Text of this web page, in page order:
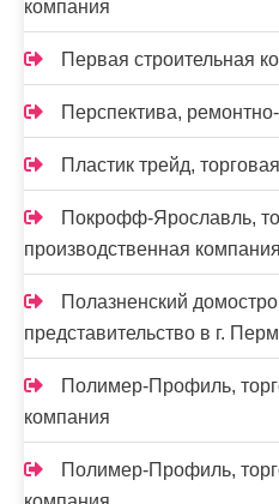
компания
Первая строительная
Перспектива,
Пластик трейд,
Покрофф-Ярославль,
производственная компания
Полазненский
представительство в г.
Полимер-Профиль,
компания
Полимер-Профиль,